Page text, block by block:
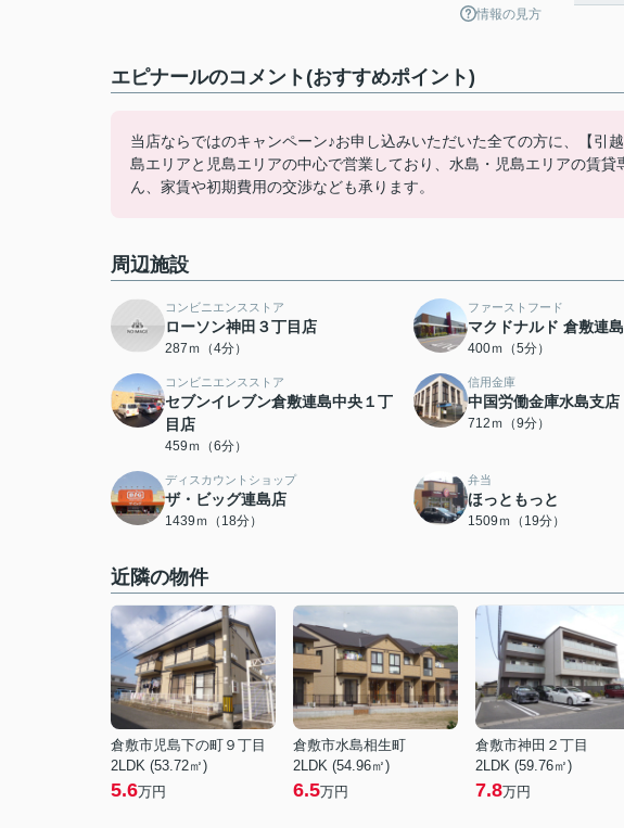
情報の見方
エピナールのコメント(おすすめポイント)
当店ならではのキャンペーン♪お申し込みいただいた全ての方に、【
島エリアと児島エリアの中心で営業しており、水島・児島エリアの賃
ん、家賃や初期費用の交渉なども承ります。
周辺施設
コンビニエンスストア
ローソン神田３丁目店
287ｍ（4分）
ファーストフード
マクドナルド 倉敷連
400ｍ（5分）
コンビニエンスストア
セブンイレブン倉敷連島中央１丁
目店
459ｍ（6分）
信用金庫
中国労働金庫水島支店
712ｍ（9分）
ディスカウントショップ
ザ・ビッグ連島店
1439ｍ（18分）
弁当
ほっともっと
1509ｍ（19分）
近隣の物件
倉敷市児島下の町９丁目
2LDK (53.72㎡)
5.6万円
倉敷市水島相生町
2LDK (54.96㎡)
6.5万円
倉敷市神田２丁目
2LDK (59.76㎡)
7.8万円